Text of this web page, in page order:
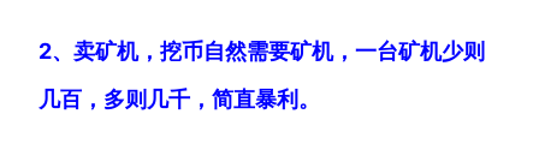
2、卖矿机，挖币自然需要矿机，一台矿机少则
几百，多则几千，简直暴利。